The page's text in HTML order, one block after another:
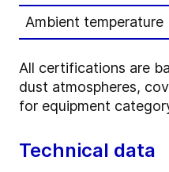
Ambient temperature
All certifications are
dust atmospheres,
for equipment
Technical data